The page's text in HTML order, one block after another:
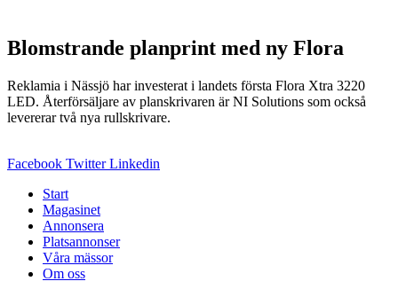
Blomstrande planprint med ny Flora
Reklamia i Nässjö har investerat i landets första Flora Xtra 3220
LED. Återförsäljare av planskrivaren är NI Solutions som också
levererar två nya rullskrivare.
Facebook Twitter Linkedin
Start
Magasinet
Annonsera
Platsannonser
Våra mässor
Om oss